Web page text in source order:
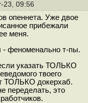
23, 09:56
опеннета. Уже двое
прибежали
меня.
- феноменально т-пы.
указать ТОЛЬКО
твоего
ТОЛЬКО докерхаб.
переделать, это